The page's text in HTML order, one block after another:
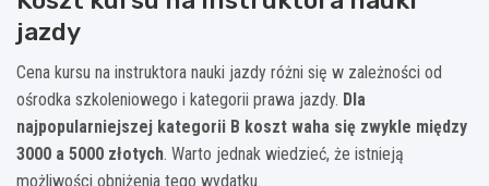
jazdy
Cena kursu na instruktora nauki jazdy różni się w zależności od
ośrodka szkoleniowego i kategorii prawa jazdy. Dla
najpopularniejszej kategorii B koszt waha się zwykle między
3000 a 5000 złotych. Warto jednak wiedzieć, że istnieją
możliwości obniżenia tego wydatku.